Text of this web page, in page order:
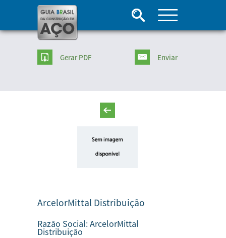
Gerar PDF Enviar
ArcelorMittal Distribuição
Razão Social:ArcelorMittal
Distribuição